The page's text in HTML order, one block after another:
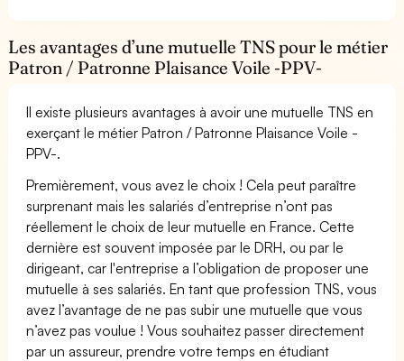
Les avantages d’une mutuelle TNS pour le métier
Patron / Patronne Plaisance Voile -PPV-
Il existe plusieurs avantages à avoir une mutuelle TNS en
exerçant le métier Patron / Patronne Plaisance Voile -
PPV-.
Premièrement, vous avez le choix ! Cela peut paraître
surprenant mais les salariés d’entreprise n’ont pas
réellement le choix de leur mutuelle en France. Cette
dernière est souvent imposée par le DRH, ou par le
dirigeant, car l'entreprise a l’obligation de proposer une
mutuelle à ses salariés. En tant que profession TNS, vous
avez l’avantage de ne pas subir une mutuelle que vous
n’avez pas voulue ! Vous souhaitez passer directement
par un assureur, prendre votre temps en étudiant